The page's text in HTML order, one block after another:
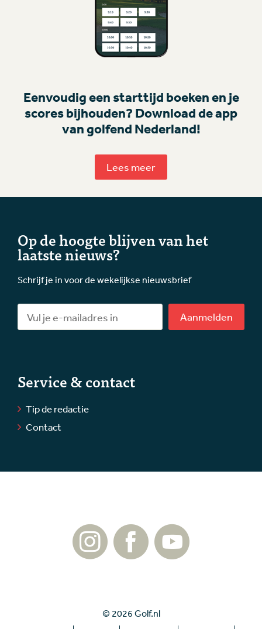
Eenvoudig een starttijd boeken en je
scores bijhouden? Download de app
van golfend Nederland!
Lees meer
Op de hoogte blijven van het
laatste nieuws?
Schrijf je in voor de wekelijkse nieuwsbrief
Aanmelden
Service & contact
Tip de redactie
Contact
© 2026 Golf.nl